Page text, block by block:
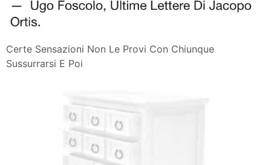
Certe Sensazioni Non Le Provi Con Chiunque
Sussurrarsi E Poi